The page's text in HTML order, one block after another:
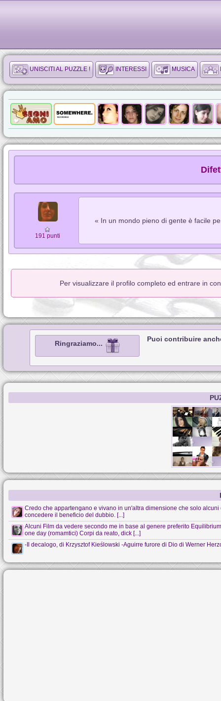
UNISCITI AL PUZZLE ! INTERESSI MUSICA
191 punti
« In un mondo pieno di gente è facile
Per visualizzare il profilo completo ed entrare in
Ringraziamo...
Puoi contribuire
Credo che appartengano e vivano in un'altra dimensione che solo
concedere il beneficio del dubbio. [...]
Alcuni Film da vedere secondo me in base al genere preferito
one day (romamtici) Corpi da reato, dick [...]
-Il decalogo, di Krzysztof Kieślowski -Aguirre furore di Dio di Werner